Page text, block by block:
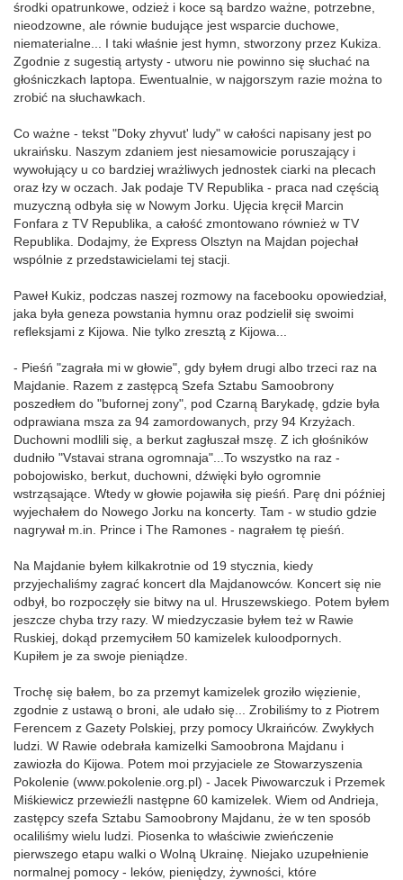
środki opatrunkowe, odzież i koce są bardzo ważne, potrzebne,
nieodzowne, ale równie budujące jest wsparcie duchowe,
niematerialne... I taki właśnie jest hymn, stworzony przez Kukiza.
Zgodnie z sugestią artysty - utworu nie powinno się słuchać na
głośniczkach laptopa. Ewentualnie, w najgorszym razie można to
zrobić na słuchawkach.
Co ważne - tekst "Doky zhyvut' ludy" w całości napisany jest po
ukraińsku. Naszym zdaniem jest niesamowicie poruszający i
wywołujący u co bardziej wrażliwych jednostek ciarki na plecach
oraz łzy w oczach. Jak podaje TV Republika - praca nad częścią
muzyczną odbyła się w Nowym Jorku. Ujęcia kręcił Marcin
Fonfara z TV Republika, a całość zmontowano również w TV
Republika. Dodajmy, że Express Olsztyn na Majdan pojechał
wspólnie z przedstawicielami tej stacji.
Paweł Kukiz, podczas naszej rozmowy na facebooku opowiedział,
jaka była geneza powstania hymnu oraz podzielił się swoimi
refleksjami z Kijowa. Nie tylko zresztą z Kijowa...
- Pieśń "zagrała mi w głowie", gdy byłem drugi albo trzeci raz na
Majdanie. Razem z zastępcą Szefa Sztabu Samoobrony
poszedłem do "bufornej zony", pod Czarną Barykadę, gdzie była
odprawiana msza za 94 zamordowanych, przy 94 Krzyżach.
Duchowni modlili się, a berkut zagłuszał mszę. Z ich głośników
dudniło "Vstavai strana ogromnaja"...To wszystko na raz -
pobojowisko, berkut, duchowni, dźwięki było ogromnie
wstrząsające. Wtedy w głowie pojawiła się pieśń. Parę dni później
wyjechałem do Nowego Jorku na koncerty. Tam - w studio gdzie
nagrywał m.in. Prince i The Ramones - nagrałem tę pieśń.
Na Majdanie byłem kilkakrotnie od 19 stycznia, kiedy
przyjechaliśmy zagrać koncert dla Majdanowców. Koncert się nie
odbył, bo rozpoczęły sie bitwy na ul. Hruszewskiego. Potem byłem
jeszcze chyba trzy razy. W miedzyczasie byłem też w Rawie
Ruskiej, dokąd przemyciłem 50 kamizelek kuloodpornych.
Kupiłem je za swoje pieniądze.
Trochę się bałem, bo za przemyt kamizelek groziło więzienie,
zgodnie z ustawą o broni, ale udało się... Zrobiliśmy to z Piotrem
Ferencem z Gazety Polskiej, przy pomocy Ukraińców. Zwykłych
ludzi. W Rawie odebrała kamizelki Samoobrona Majdanu i
zawiozła do Kijowa. Potem moi przyjaciele ze Stowarzyszenia
Pokolenie (www.pokolenie.org.pl) - Jacek Piwowarczuk i Przemek
Miśkiewicz przewieźli następne 60 kamizelek. Wiem od Andrieja,
zastępcy szefa Sztabu Samoobrony Majdanu, że w ten sposób
ocaliliśmy wielu ludzi. Piosenka to właściwie zwieńczenie
pierwszego etapu walki o Wolną Ukrainę. Niejako uzupełnienie
normalnej pomocy - leków, pieniędzy, żywności, które